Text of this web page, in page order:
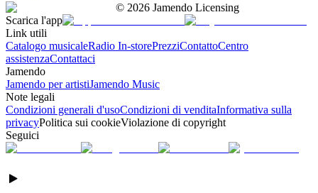
© 2026 Jamendo Licensing
Scarica l'app
Link utili
Catalogo musicaleRadio In-storePrezziContattoCentro
assistenzaContattaci
Jamendo
Jamendo per artistiJamendo Music
Note legali
Condizioni generali d'usoCondizioni di venditaInformativa sulla
privacyPolitica sui cookieViolazione di copyright
Seguici